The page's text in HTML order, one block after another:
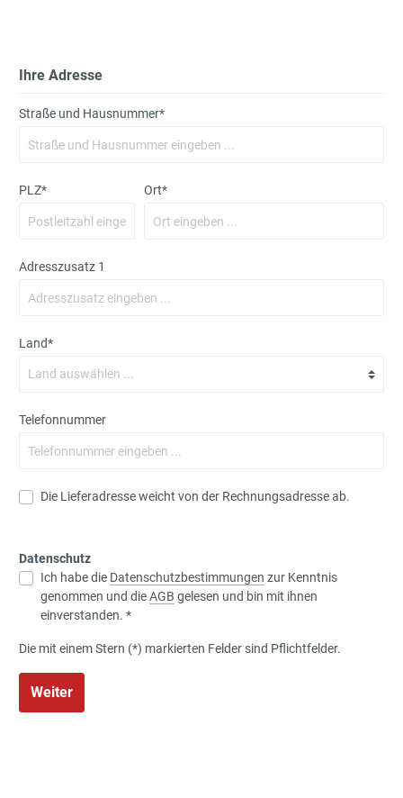
Ihre Adresse
Straße und Hausnummer*
PLZ* Ort*
Adresszusatz 1
Land*
Telefonnummer
Die Lieferadresse weicht von der Rechnungsadresse ab.
Datenschutz
Ich habe die Datenschutzbestimmungen zur Kenntnis
genommen und dieAGB gelesen und bin mit ihnen
einverstanden. *
Die mit einem Stern (*) markierten Felder sind Pflichtfelder.
Weiter